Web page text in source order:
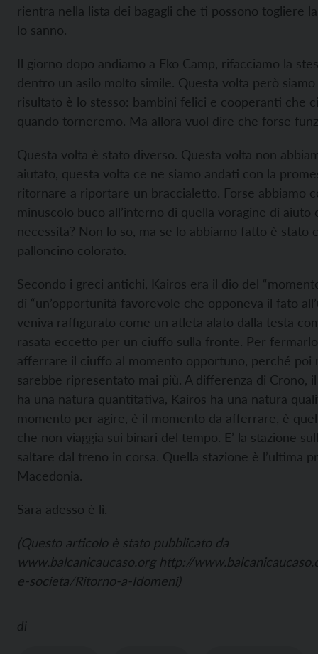
rientra nella lista dei bagagli che ti possono togliere
lo sanno.
Il giorno dopo andiamo a Eko Camp, rifacciamo la
dentro un asilo molto simile. Questa volta però
risultato è lo stesso: bambini felici e cooperanti che
quando torneremo. Ma allora vuol dire che forse
Questa volta è stato diverso. Questa volta non
aiutato, questa volta ce ne siamo andati con la
ritornare a riportare un braccialetto. Forse abbiamo
minuscolo buco all’interno di quella voragine di aiuto
necessita? Non lo so, ma se lo abbiamo fatto è stato
palloncino colorato.
Secondo i greci antichi, Kairos era il dio del
di “un’opportunità favorevole che opponeva il fato
veniva raffigurato come un atleta alato dalla testa
rasata eccetto per un ciuffo sulla fronte. Per
afferrare il ciuffo al momento opportuno, perché poi
sarebbe ripresentato mai più. A differenza di Crono,
ha una natura quantitativa, Kairos ha una natura
momento per agire, è il momento da afferrare, è
che non viaggia sui binari del tempo. E’ la stazione
saltare dal treno in corsa. Quella stazione è l’ultima
Macedonia.
Sara adesso è lì.
(Questo articolo è stato pubblicato da
www.balcanicaucaso.org http://
e-societa/Ritorno-a-Idomeni)
di